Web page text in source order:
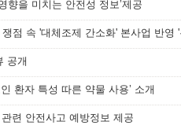
향을 미치는 안전성 정보’제공
점 속 '대체조제 간소화' 본사업 반영
공개
환자 특성 따른 약물 사용’ 소개
련 안전사고 예방정보 제공